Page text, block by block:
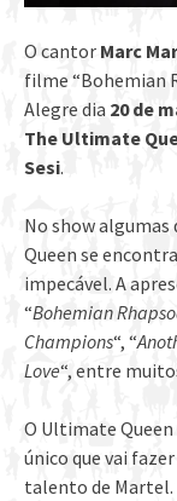
O cantor Marc
filme “Bohemian
Alegre dia 20 de
The Ultimate
Sesi.
No show algumas
Queen se
impecável. A
“Bohemian
Champions“, “
Love“, entre
O Ultimate
único que vai
talento de Martel.